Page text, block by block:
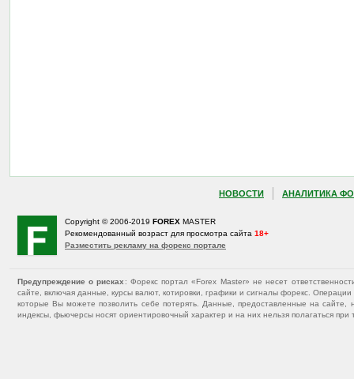
НОВОСТИ АНАЛИТИКА
Copyright © 2006-2019 FOREX MASTER
Рекомендованный возраст для просмотра сайта 18+
Разместить рекламу на форекс портале
Предупреждение о рисках : Форекс портал «Forex Master» не несет
сайте, включая данные, курсы валют, котировки, графики и сигналы форекс.
которые Вы можете позволить себе потерять. Данные, предоставленные на
индексы, фьючерсы носят ориентировочный характер и на них нельзя полагаться при